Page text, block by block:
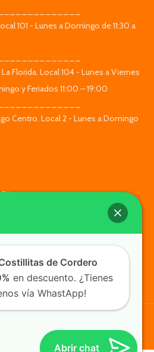
101 - Lunes a Domingo de 11:30 a
Florida. Local 104 - Lunes a Viernes
y Feriados 11:00 – 19:00
Centro. Local 2 - Lunes a Domingo
Abrir chat
de Cordero
en descuento. ¿Tienes
vía WhastApp!